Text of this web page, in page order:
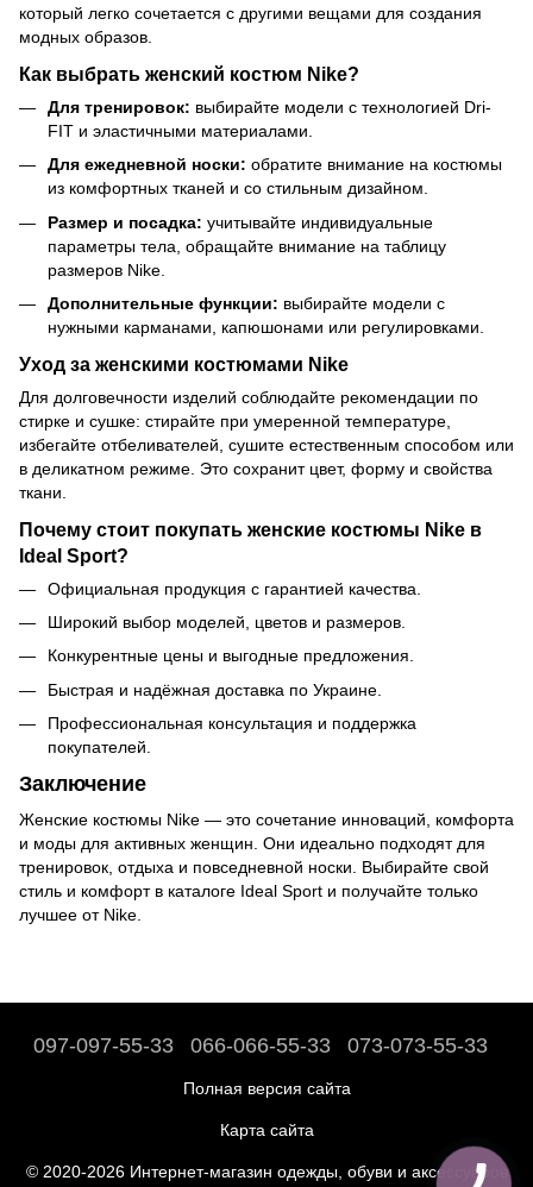
который легко сочетается с другими вещами для создания
модных образов.
Как выбрать женский костюм Nike?
Для тренировок: выбирайте модели с технологией Dri-
FIT и эластичными материалами.
Для ежедневной носки: обратите внимание на костюмы
из комфортных тканей и со стильным дизайном.
Размер и посадка: учитывайте индивидуальные
параметры тела, обращайте внимание на таблицу
размеров Nike.
Дополнительные функции: выбирайте модели с
нужными карманами, капюшонами или регулировками.
Уход за женскими костюмами Nike
Для долговечности изделий соблюдайте рекомендации по
стирке и сушке: стирайте при умеренной температуре,
избегайте отбеливателей, сушите естественным способом или
в деликатном режиме. Это сохранит цвет, форму и свойства
ткани.
Почему стоит покупать женские костюмы Nike в
Ideal Sport?
Официальная продукция с гарантией качества.
Широкий выбор моделей, цветов и размеров.
Конкурентные цены и выгодные предложения.
Быстрая и надёжная доставка по Украине.
Профессиональная консультация и поддержка
покупателей.
Заключение
Женские костюмы Nike — это сочетание инноваций, комфорта
и моды для активных женщин. Они идеально подходят для
тренировок, отдыха и повседневной носки. Выбирайте свой
стиль и комфорт в каталоге Ideal Sport и получайте только
лучшее от Nike.
097-097-55-33 066-066-55-33 073-073-55-33
Полная версия сайта
Карта сайта
© 2020-2026 Интернет-магазин одежды, обуви и аксессуаров